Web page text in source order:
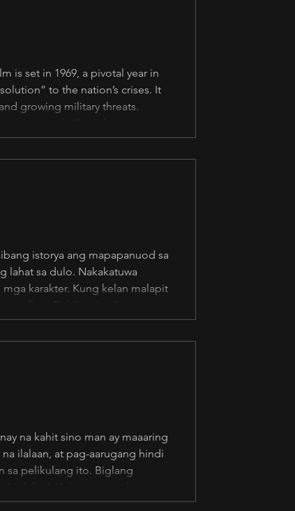
is set in 1969, a pivotal year in
to the nation’s crises. It
growing military threats.
no action, thrill, or drama
to another without
istorya ang mapapanuod sa
sa dulo. Nakakatuwa
karakter. Kung kelan malapit
flow. Dahil paiba-iba ang
Nauudlot ang mga
na kahit sino man ay maaaring
ilalaan, at pag-aarugang hindi
sa pelikulang ito. Biglang
Andalio ). Kulang sa pagbuo ng
na mahal nila ang isa’t isa